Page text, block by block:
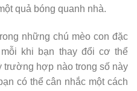
quả bóng quanh nhà.
những chú mèo con đặc
khi bạn thay đổi cơ thể
trường hợp nào trong số này
có thể cân nhắc một cách